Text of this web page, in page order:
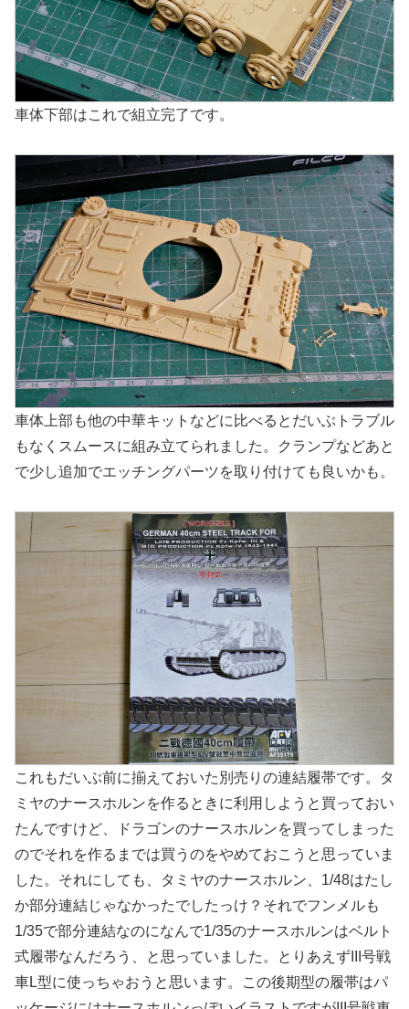
車体下部はこれで組立完了です。
車体上部も他の中華キットなどに比べるとだいぶトラブル
もなくスムースに組み立てられました。クランプなどあと
で少し追加でエッチングパーツを取り付けても良いかも。
これもだいぶ前に揃えておいた別売りの連結履帯です。タ
ミヤのナースホルンを作るときに利用しようと買っておい
たんですけど、ドラゴンのナースホルンを買ってしまった
のでそれを作るまでは買うのをやめておこうと思っていま
した。それにしても、タミヤのナースホルン、1/48はたし
か部分連結じゃなかったでしたっけ？それでフンメルも
1/35で部分連結なのになんで1/35のナースホルンはベルト
式履帯なんだろう、と思っていました。とりあえずIII号戦
車L型に使っちゃおうと思います。この後期型の履帯はパ